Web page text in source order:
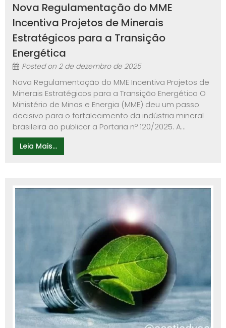
Nova Regulamentação do MME
Incentiva Projetos de Minerais
Estratégicos para a Transição
Energética
Posted on 2 de dezembro de 2025
Nova Regulamentação do MME Incentiva Projetos de
Minerais Estratégicos para a Transição Energética O
Ministério de Minas e Energia (MME) deu um passo
decisivo para o fortalecimento da indústria mineral
brasileira ao publicar a Portaria nº 120/2025. A...
Leia Mais...